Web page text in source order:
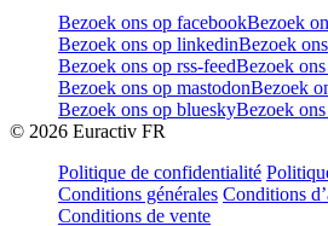
Bezoek ons op facebookBezoek
Bezoek ons op linkedinBezoek
Bezoek ons op rss-feedBezoek
Bezoek ons op mastodonBezoek
Bezoek ons op blueskyBezoek
© 2026 Euractiv FR
Politique de confidentialité
Conditions générales Conditions
Conditions de vente